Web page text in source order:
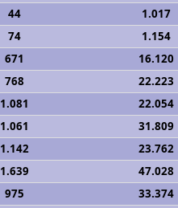
44 1.017
74 1.154
671 16.120
768 22.223
1.081 22.054
1.061 31.809
1.142 23.762
1.639 47.028
975 33.374